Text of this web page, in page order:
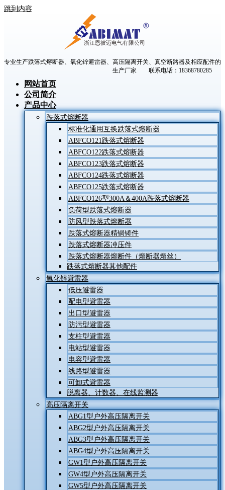
跳到内容
专业生产跌落式熔断器、氧化锌避雷器、高压隔离开关、真空断路器及相应配件的
生产厂家 联系电话：18368780285
网站首页
公司简介
产品中心
跌落式熔断器
标准化通用互换跌落式熔断器
ABFCO121跌落式熔断器
ABFCO122跌落式熔断器
ABFCO123跌落式熔断器
ABFCO124跌落式熔断器
ABFCO125跌落式熔断器
ABFCO126型300A＆400A跌落式熔断器
负荷型跌落式熔断器
防风型跌落式熔断器
跌落式熔断器精铜铸件
跌落式熔断器冲压件
跌落式熔断器熔断件（熔断器熔丝）
跌落式熔断器其他配件
氧化锌避雷器
低压避雷器
配电型避雷器
出口型避雷器
防污型避雷器
支柱型避雷器
电站型避雷器
电容型避雷器
线路型避雷器
可卸式避雷器
脱离器、计数器、在线监测器
高压隔离开关
ABG1型户外高压隔离开关
ABG2型户外高压隔离开关
ABG3型户外高压隔离开关
ABG4型户外高压隔离开关
GW1型户外高压隔离开关
GW4型户外高压隔离开关
GW5型户外高压隔离开关